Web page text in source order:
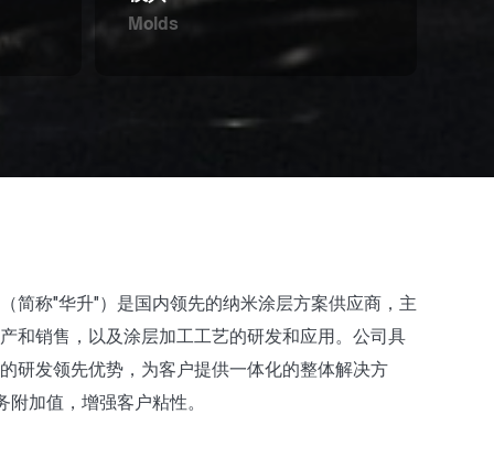
Molds
简称"华升"）是国内领先的纳米涂层方案供应商，主
和销售，以及涂层加工工艺的研发和应用。公司具
研发领先优势，为客户提供一体化的整体解决方
加值，增强客户粘性。